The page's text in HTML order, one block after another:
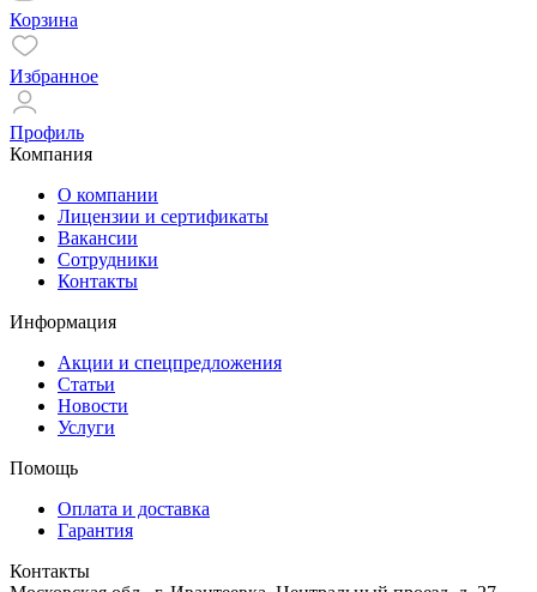
Корзина
Избранное
Профиль
Компания
О компании
Лицензии и сертификаты
Вакансии
Сотрудники
Контакты
Информация
Акции и спецпредложения
Статьи
Новости
Услуги
Помощь
Оплата и доставка
Гарантия
Контакты